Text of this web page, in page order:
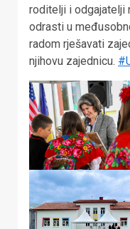
roditelji i odgajatelji
odrasti u
radom rješavati
njihovu zajednicu.